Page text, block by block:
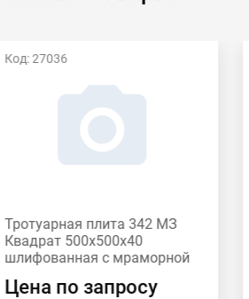
Код: 27036
Тротуарная плита 342 МЗ
Квадрат 500x500х40
шлифованная с мраморной
Цена по запросу